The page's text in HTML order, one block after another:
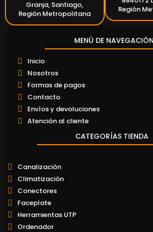
Granja, Santiago,
Región Metropolitana
Región
MENÚ DE NAVEGACIÓN
Inicio
Nosotros
Formas de pagos
Contacto
Envíos y devoluciones
Atención al cliente
CATEGORÍAS TIENDA
Canalización
Climatización
Conectores
Faceplate
Herramientas UTP
Ordenador